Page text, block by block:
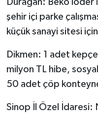
şehir içi parke
küçük sanayi sitesi
Dikmen: 1 adet
milyon TL hibe,
50 adet çöp
Sinop İl Özel İdaresi: